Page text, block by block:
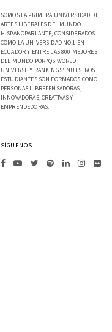
SOMOS LA PRIMERA UNIVERSIDAD DE
ARTES LIBERALES DEL MUNDO
HISPANOPARLANTE, CONSIDERADOS
COMO LA UNIVERSIDAD NO.1 EN
ECUADOR Y ENTRE LAS 800 MEJORES
DEL MUNDO POR 'QS WORLD
UNIVERSITY RANKINGS'. NUESTROS
ESTUDIANTES SON FORMADOS COMO
PERSONAS LIBREPENSADORAS,
INNOVADORAS, CREATIVAS Y
EMPRENDEDORAS.
SÍGUENOS